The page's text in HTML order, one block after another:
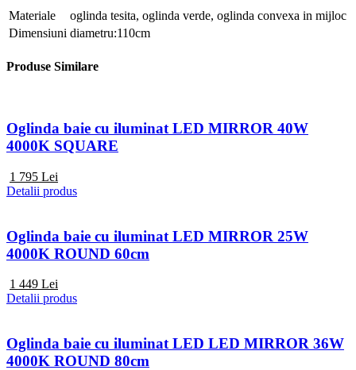
Materiale
oglinda tesita, oglinda verde, oglinda convexa in mijloc
Dimensiuni diametru:110cm
Produse Similare
Oglinda baie cu iluminat LED MIRROR 40W
4000K SQUARE
1 795 Lei
Detalii produs
Oglinda baie cu iluminat LED MIRROR 25W
4000K ROUND 60cm
1 449 Lei
Detalii produs
Oglinda baie cu iluminat LED LED MIRROR 36W
4000K ROUND 80cm